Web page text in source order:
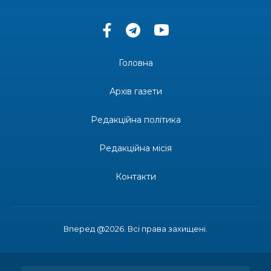
Юні мешканці Бахмутської громади у Харкові
долучилися до проєкту «Радість у дитячих
територіальної громади
«Дві музи» у Рівному: свято краси, мистецтва
епідеміолог, зоолог
Вперед @2026. Всі права захищені.
Головна
Архів газети
Редакційна політика
Редакційна місія
Контакти